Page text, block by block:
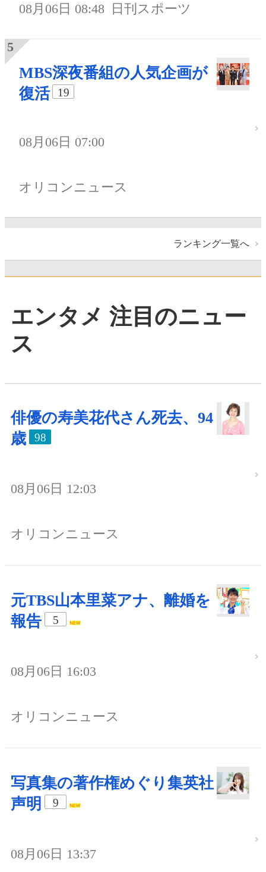
08月06日 08:48 日刊スポーツ
MBS深夜番組の人気企画が
復活
19
08月06日 07:00
オリコンニュース
ランキング一覧へ
エンタメ 注目のニュー
ス
俳優の寿美花代さん死去、94
歳
98
08月06日 12:03
オリコンニュース
元TBS山本里菜アナ、離婚を
報告
5
08月06日 16:03
オリコンニュース
写真集の著作権めぐり集英社
声明
9
08月06日 13:37